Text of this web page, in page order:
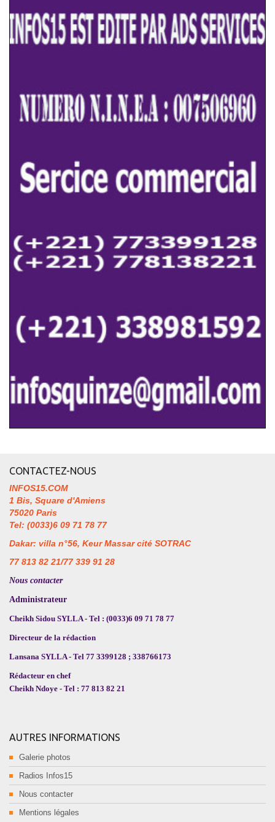
CONTACTEZ-NOUS
INFOS15.COM
1 Bis, Square d'Amiens
75020 Paris
Tel: (0033)6 09 71 78 77
Dakar: villa n°56, Keur Massar cité SOTRAC
77 813 82 21/77 339 91 28
Nous contacter
Administrateur
Cheikh Sidou SYLLA - Tel : (0033)6 09 71 78 77
Directeur de la rédaction
Lansana SYLLA - Tel 77 3399128 ; 338766173
Rédacteur en chef
Cheikh Ndoye - Tel : 77 813 82 21
AUTRES INFORMATIONS
Galerie photos
Radios Infos15
Nous contacter
Mentions légales